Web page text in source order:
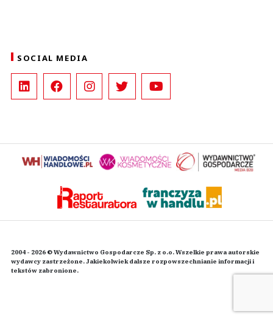
SOCIAL MEDIA
2004 - 2026 © Wydawnictwo Gospodarcze Sp. z o.o. Wszelkie prawa autorskie
wydawcy zastrzeżone. Jakiekolwiek dalsze rozpowszechnianie informacji i
tekstów zabronione.